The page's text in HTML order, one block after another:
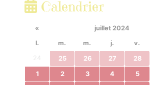
Calendrier
« juillet 2024
l.
m. m. j. v.
24
25 26 27 28
1 2 3 4 5